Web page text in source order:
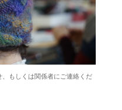
もしくは関係者にご連絡くだ